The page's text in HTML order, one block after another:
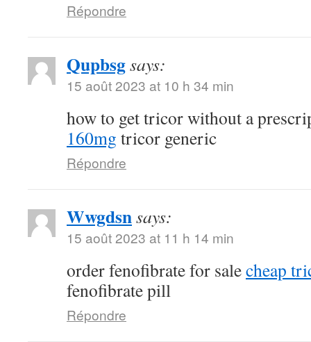
Répondre
Qupbsgsays:
15 août 2023 at 10 h 34 min
how to get tricor without a
160mg tricor generic
Répondre
Wwgdsnsays:
15 août 2023 at 11 h 14 min
order fenofibrate for salecheap
fenofibrate pill
Répondre